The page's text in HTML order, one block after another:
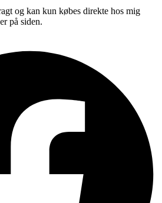
og kan kun købes direkte hos mig
på siden.